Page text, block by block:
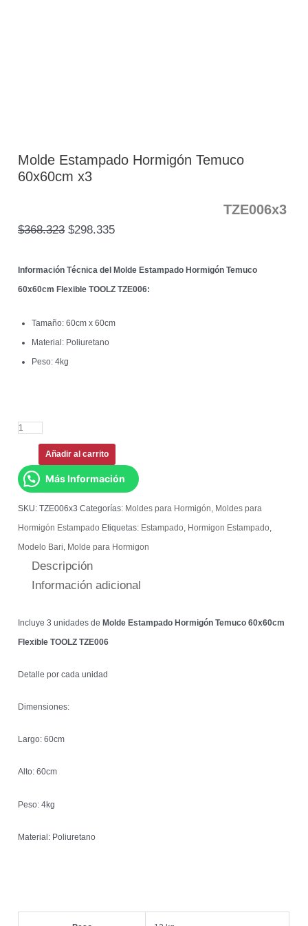
Molde Estampado Hormigón Temuco
60x60cm x3
TZE006x3
$368.323 $298.335
Información Técnica del Molde Estampado Hormigón Temuco
60x60cm Flexible TOOLZ TZE006:
Tamaño: 60cm x 60cm
Material: Poliuretano
Peso: 4kg
Añadir al carrito
Más Información
SKU:TZE006x3 Categorías: Moldes para Hormigón, Moldes para
Hormigón Estampado Etiquetas: Estampado, Hormigon Estampado,
Modelo Bari, Molde para Hormigon
Descripción
Información adicional
Incluye 3 unidades deMolde Estampado Hormigón Temuco 60x60cm
Flexible TOOLZ TZE006
Detalle por cada unidad
Dimensiones:
Largo: 60cm
Alto: 60cm
Peso: 4kg
Material: Poliuretano